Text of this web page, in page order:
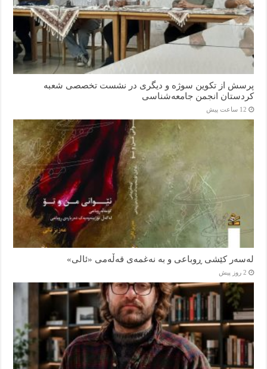
پرسش از تکوین سوژه و دیگری در نشست تخصصی شعبه
کردستان انجمن جامعه‌شناسی
12 ساعت پیش
لەسەر کێشی ڕوباعی و به نەغمەی قەڵەمی «ئالی»
2 روز پیش